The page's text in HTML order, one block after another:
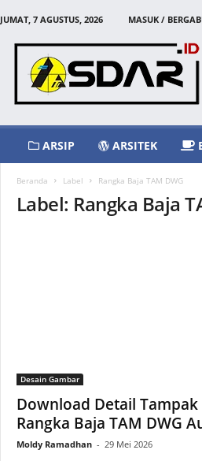
JUMAT, 7 AGUSTUS, 2026 MASUK /
ARSIP ARSITEK
Beranda Label Rangka Baja TAM DWG
Label: Rangka Baja
Desain Gambar
Download Detail Tampak
Rangka Baja TAM DWG
Moldy Ramadhan - 29 Mei 2026